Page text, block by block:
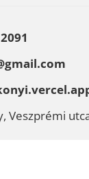
Veszprémi